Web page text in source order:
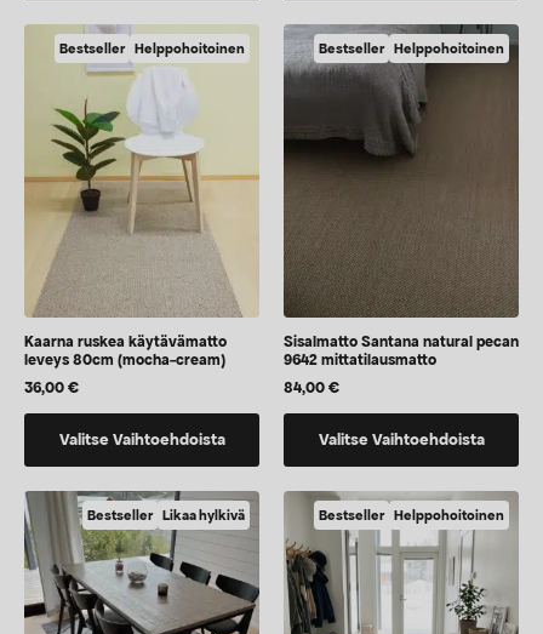
vaihtoehtoja,
jotka
voidaan
valita
tuotteen
sivulla
vaihtoehtoja,
jotka
tuotteen
sivulla
Bestseller Helppohoitoinen
Kaarna ruskea käytävämatto
leveys 80cm (mocha-cream)
36,00€
Valitse Vaihtoehdoista
tuotteella
vaihtoehtoja,
jotka
voidaan
valita
tuotteen
Bestseller Helppohoitoinen
Sisalmatto Santana natural pecan
9642 mittatilausmatto
84,00€
Valitse Vaihtoehdoista
tuotteella
vaihtoehtoja,
jotka
voidaan
valita
tuotteen
Bestseller Likaa hylkivä Bestseller Helppohoitoinen